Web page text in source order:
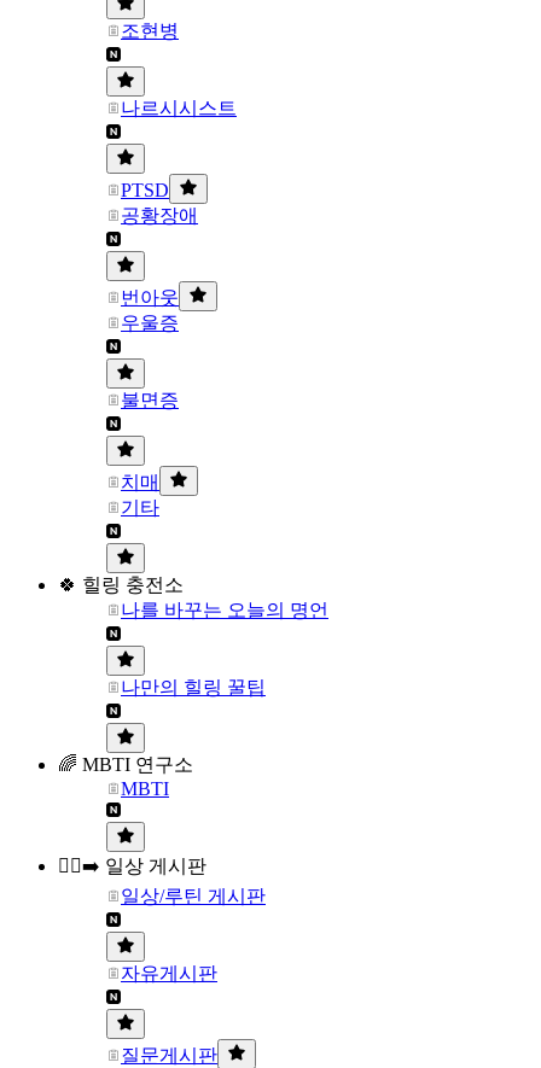
조현병
나르시시스트
PTSD
공황장애
번아웃
우울증
불면증
치매
기타
🍀 힐링 충전소
나를 바꾸는 오늘의 명언
나만의 힐링 꿀팁
🌈 MBTI 연구소
MBTI
🏃‍♀️‍➡️ 일상 게시판
일상/루틴 게시판
자유게시판
질문게시판